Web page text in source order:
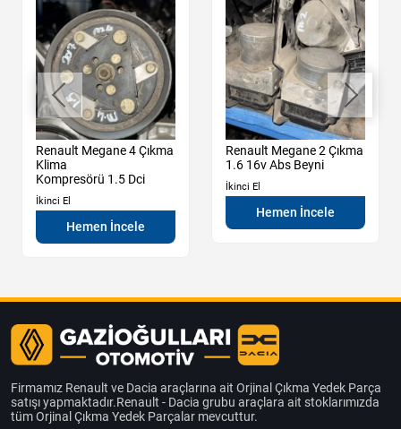
Renault Megane 4 Çıkma
Klima
Kompresörü 1.5 Dci
İkinci El
Hemen İncele
Renault Megane 2 Çıkma
1.6 16v Abs Beyni
İkinci El
Hemen İncele
Firmamız Renault ve Dacia araçlarına ait Orjinal Çıkma Yedek Parça
satışı yapmaktadır.Renault - Dacia grubu araçlara ait stoklarımızda
tüm Orjinal Çıkma Yedek Parçalar mevcuttur.